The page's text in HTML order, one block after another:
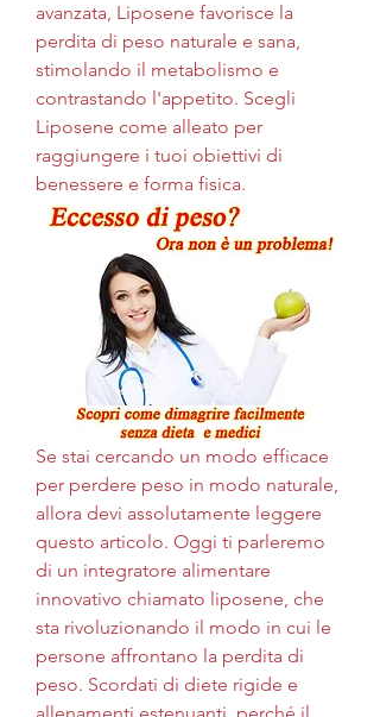
avanzata, Liposene favorisce la
perdita di peso naturale e sana,
stimolando il metabolismo e
contrastando l'appetito. Scegli
Liposene come alleato per
raggiungere i tuoi obiettivi di
benessere e forma fisica.
Se stai cercando un modo efficace
per perdere peso in modo naturale,
allora devi assolutamente leggere
questo articolo. Oggi ti parleremo
di un integratore alimentare
innovativo chiamato liposene, che
sta rivoluzionando il modo in cui le
persone affrontano la perdita di
peso. Scordati di diete rigide e